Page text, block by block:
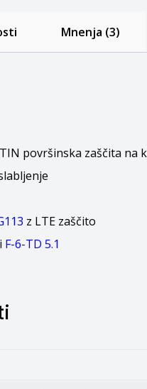
Mnenja (3)
površinska zaščita na
z LTE zaščito
F-6-TD 5.1